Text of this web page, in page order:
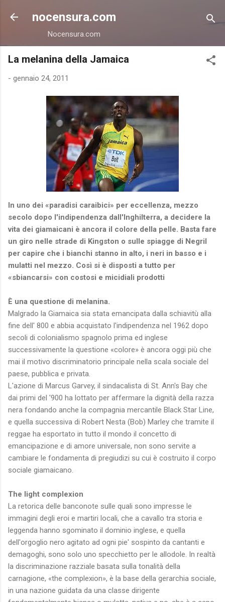
Passa ai contenuti principali
nocensura.com
Nocensura.com
La melanina della Jamaica
- gennaio 24, 2011
In uno dei «paradisi caraibici» per eccellenza, mezzo
secolo dopo l'indipendenza dall'Inghilterra, a decidere la
vita dei giamaicani è ancora il colore della pelle. Basta fare
un giro nelle strade di Kingston o sulle spiagge di Negril
per capire che i bianchi stanno in alto, i neri in basso e i
mulatti nel mezzo. Così si è disposti a tutto per
«sbiancarsi» con costosi e micidiali prodotti
È una questione di melanina.
Malgrado la Giamaica sia stata emancipata dalla schiavitù alla
fine dell' 800 e abbia acquistato l'indipendenza nel 1962 dopo
secoli di colonialismo spagnolo prima ed inglese
successivamente la questione «colore» è ancora oggi più che
mai il motivo discriminatorio principale nella scala sociale del
paese, pubblica e privata.
L'azione di Marcus Garvey, il sindacalista di St. Ann's Bay che
dai primi del '900 ha lottato per affermare la dignità della razza
nera fondando anche la compagnia mercantile Black Star Line,
e quella successiva di Robert Nesta (Bob) Marley che tramite il
reggae ha esportato in tutto il mondo il concetto di
emancipazione e di amore universale, non sono servite a
cambiare le fondamenta di pregiudizi su cui è costruito il corpo
sociale giamaicano.
The light complexion
La retorica delle banconote sulle quali sono impresse le
immagini degli eroi e martiri locali, che a cavallo tra storia e
leggenda hanno sgominato il dominio inglese, e quella
dell'orgoglio nero agitato ad ogni pie' sospinto da cantanti e
demagoghi, sono solo uno specchietto per le allodole. In realtà
la discriminazione razziale basata sulla tonalità della
carnagione, «the complexion», è la base della gerarchia sociale,
in una nazione guidata da una classe dirigente